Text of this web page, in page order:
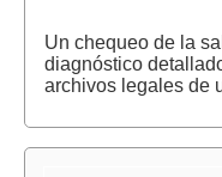
Un chequeo de la
diagnóstico
archivos legales de